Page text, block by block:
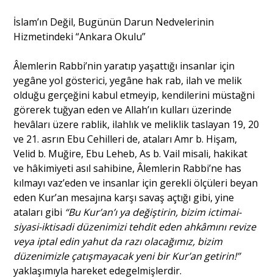
İslam’ın Değil, Bugünün Darun Nedvelerinin
Hizmetindeki “Ankara Okulu”
Âlemlerin Rabbi’nin yaratıp yaşattığı insanlar için
yegâne yol gösterici, yegâne hak rab, ilah ve melik
olduğu gerçeğini kabul etmeyip, kendilerini müstağni
görerek tuğyan eden ve Allah’ın kulları üzerinde
hevâları üzere rablik, ilahlık ve meliklik taslayan 19, 20
ve 21. asrın Ebu Cehilleri de, ataları Amr b. Hişam,
Velid b. Muğire, Ebu Leheb, As b. Vail misali, hakikat
ve hâkimiyeti asıl sahibine, Âlemlerin Rabbi’ne has
kılmayı vaz’eden ve insanlar için gerekli ölçüleri beyan
eden Kur’an mesajına karşı savaş açtığı gibi, yine
ataları gibi “Bu Kur’an’ı ya değiştirin, bizim ictimai-
siyasi-iktisadi düzenimizi tehdit eden ahkâmını revize
veya iptal edin yahut da razı olacağımız, bizim
düzenimizle çatışmayacak yeni bir Kur’an getirin!”
yaklaşımıyla hareket edegelmişlerdir.